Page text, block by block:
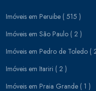
Imóveis em Peruibe ( 515 )
Imóveis em São Paulo ( 2 )
Imóveis em Pedro de Toledo (
Imóveis em Itariri ( 2 )
Imóveis em Praia Grande ( 1 )